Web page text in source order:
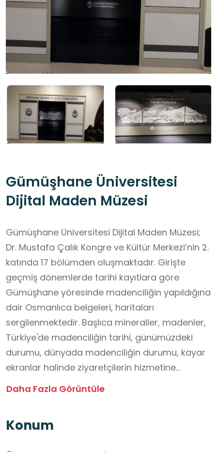
Gümüşhane Üniversitesi
Dijital Maden Müzesi
Gümüşhane Üniversitesi Dijital Maden Müzesi;
Dr. Mustafa Çalık Kongre ve Kültür Merkezi’nin 2.
katında 17 bölümden oluşmaktadır. Girişte
geçmiş dönemlerde tarihi kayıtlara göre
Gümüşhane yöresinde madenciliğin yapıldığına
dair Osmanlıca belgeleri, haritaları
sergilenmektedir. Başlıca mineraller, madenler,
Türkiye'de madenciliğin tarihi, günümüzdeki
durumu, dünyada madenciliğin durumu, kayar
ekranlar halinde ziyaretçilerin hizmetine
sunulmuştur. Yörede sınırlı da olsa el sanatları,
eski maden kıyafetleriyle ilgili bir sergi bölümü,
Daha Fazla Görüntüle
Konum